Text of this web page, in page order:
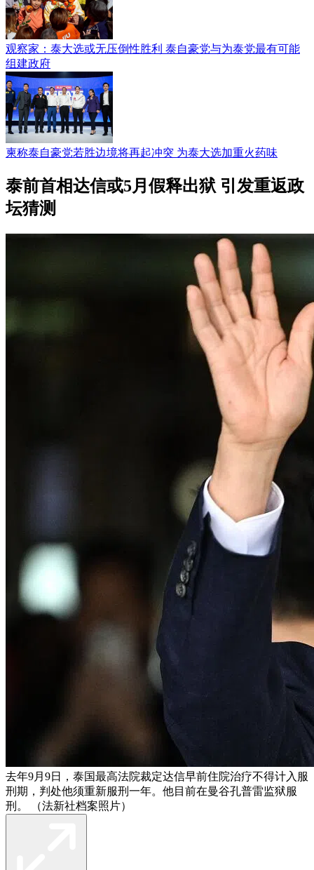
观察家：泰大选或无压倒性胜利 泰自豪党与为泰党最有可能
组建政府
柬称泰自豪党若胜边境将再起冲突 为泰大选加重火药味
泰前首相达信或5月假释出狱 引发重返政
坛猜测
去年9月9日，泰国最高法院裁定达信早前住院治疗不得计入服
刑期，判处他须重新服刑一年。他目前在曼谷孔普雷监狱服
刑。 （法新社档案照片）